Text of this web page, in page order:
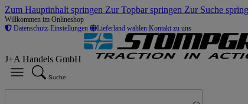
Zum Hauptinhalt springen Zur Topbar springen Zur Suche
Willkommen im Onlineshop
Datenschutz-Einstellungen
Lieferland wählen Kontakt zu uns
J+A Handels GmbH
Suche